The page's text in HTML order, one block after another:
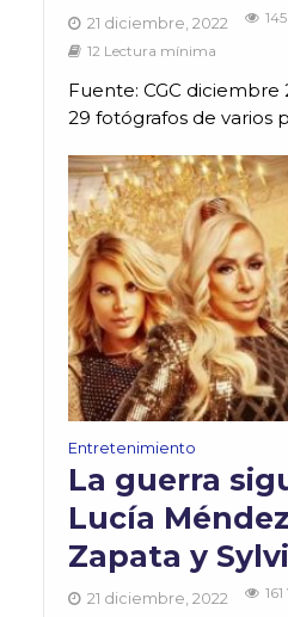
21 diciembre, 2022
12 Lectura mínima
Fuente: CGC diciembre
29 fotógrafos de varios
Entretenimiento
La guerra
Lucía
Zapata y
21 diciembre, 2022